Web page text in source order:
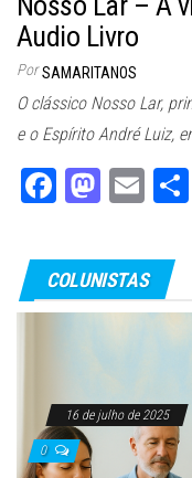
Audio Livro
Por SAMARITANOS
O clássico Nosso Lar,
e o Espírito André Luiz,
Fa
bo
ok
M
to
do
n
E
ail
COLUNISTAS
16 de julho de 2025
0